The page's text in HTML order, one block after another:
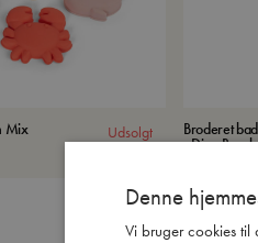
Mix Udsolgt Broderet
- Dino Beach
Denne
Vi bruger cookies til